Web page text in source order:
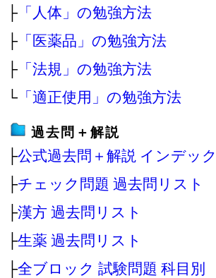
├ 「人体」の勉強方法
├ 「医薬品」の勉強方法
├ 「法規」の勉強方法
└ 「適正使用」の勉強方法
過去問＋解説
├公式過去問＋解説 インデッ
├チェック問題 過去問リスト
├漢方 過去問リスト
├生薬 過去問リスト
├全ブロック 試験問題 科目別